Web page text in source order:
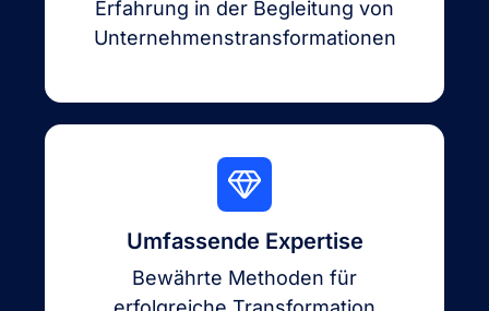
Erfahrung in der Begleitung von
Unternehmenstransformationen
Umfassende Expertise
Bewährte Methoden für